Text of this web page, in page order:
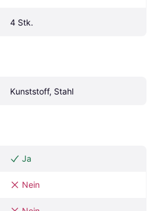
4 Stk.
Kunststoff, Stahl
Ja
Nein